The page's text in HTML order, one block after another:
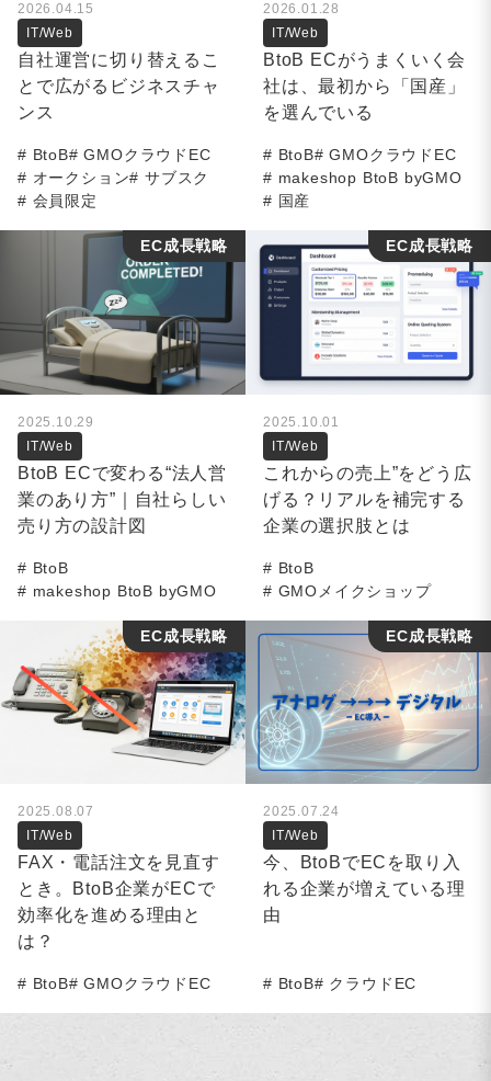
2026.04.15
IT/Web
自社運営に切り替えるこ
とで広がるビジネスチャ
ンス
BtoB
GMOクラウドEC
オークション
サブスク
会員限定
2026.01.28
IT/Web
BtoB ECがうまくいく会
社は、最初から「国産」
を選んでいる
BtoB
GMOクラウドEC
makeshop BtoB byGMO
国産
2025.10.29
IT/Web
BtoB ECで変わる“法人営
業のあり方”｜自社らしい
売り方の設計図
BtoB
makeshop BtoB byGMO
EC成長戦略
2025.10.01
IT/Web
これからの売上”をどう広
げる？リアルを補完する
企業の選択肢とは
BtoB
GMOメイクショップ
EC成長戦略
2025.08.07
IT/Web
FAX・電話注文を見直す
とき。BtoB企業がECで
効率化を進める理由と
は？
BtoB GMOクラウドEC
EC成長戦略
2025.07.24
IT/Web
今、BtoBでECを取り入
れる企業が増えている理
由
BtoB クラウドEC
EC成長戦略